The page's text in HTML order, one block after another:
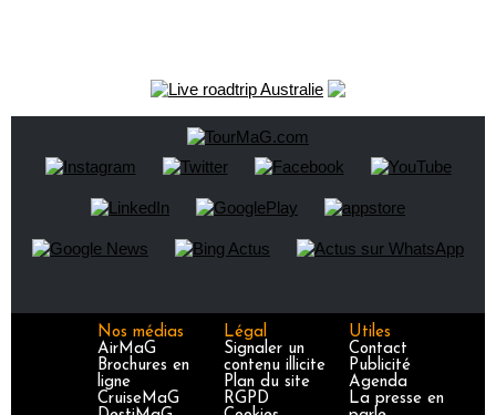
Nos médias
AirMaG
Brochures en
ligne
CruiseMaG
Légal
Signaler un
contenu illicite
Plan du site
RGPD
Utiles
Contact
Publicité
Agenda
La presse en